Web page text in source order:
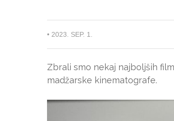
• 2023. SEP. 1.
Zbrali smo nekaj najboljših
madžarske kinematografe.